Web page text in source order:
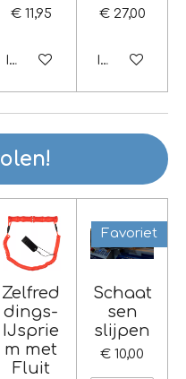
€ 11,95
In winkelwagen
€ 27,00
In
Zelfred
dings-
IJsprie
m met
Fluit
Favoriet
Schaat
sen
slijpen
€ 10,00